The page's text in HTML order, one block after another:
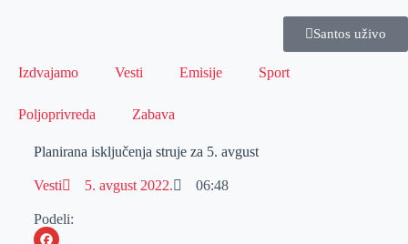
Santos uživo
Izdvajamo Vesti Emisije Sport
Poljoprivreda Zabava
Planirana isključenja struje za 5. avgust
Vesti 5. avgust 2022. 06:48
Podeli: